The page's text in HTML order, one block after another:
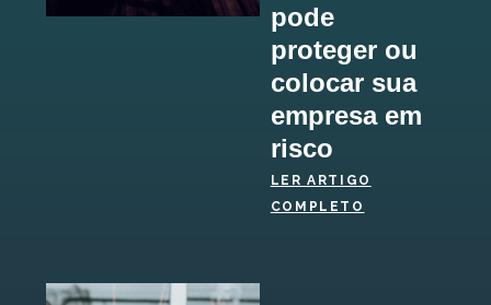
pode
proteger ou
colocar sua
empresa em
risco
LER ARTIGO
COMPLETO